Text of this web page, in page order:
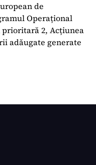
de
Operațional
prioritară 2, Acțiunea
adăugate generate